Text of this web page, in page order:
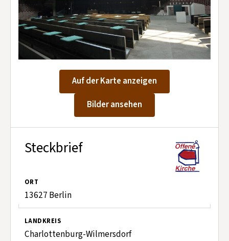
Infobrief abonnieren
Kontakt aufnehmen
Mitglied werden
Auf der Karte anzeigen
Bilder ansehen
Steckbrief
ORT
13627 Berlin
LANDKREIS
Charlottenburg-Wilmersdorf